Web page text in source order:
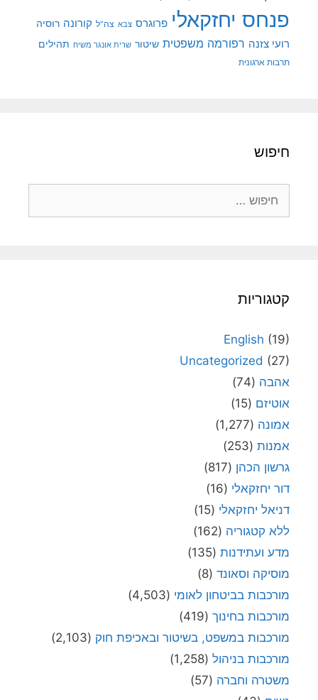
פנחס יחזקאלי פרוגרס צבא צה"ל קורונה רוסיה
רועי צזנה רפורמה משפטית שיטור שרית אונגר משיח תהילים
תרבות ארגונית
חיפוש
קטגוריות
English (19)
Uncategorized (27)
אהבה (74)
אוטיזם (15)
אמונה (1,277)
אמנות (253)
גרשון הכהן (817)
דור יחזקאלי (16)
דניאל יחזקאלי (15)
ללא קטגוריה (162)
מדע ועתידנות (135)
מוסיקה וסאונד (8)
מורכבות בביטחון לאומי (4,503)
מורכבות בחינוך (419)
מורכבות במשפט, בשיטור ובאכיפת חוק (2,103)
מורכבות בניהול (1,258)
משטרה וחברה (57)